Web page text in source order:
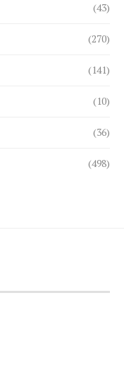
(43)
(270)
(141)
(10)
(36)
(498)